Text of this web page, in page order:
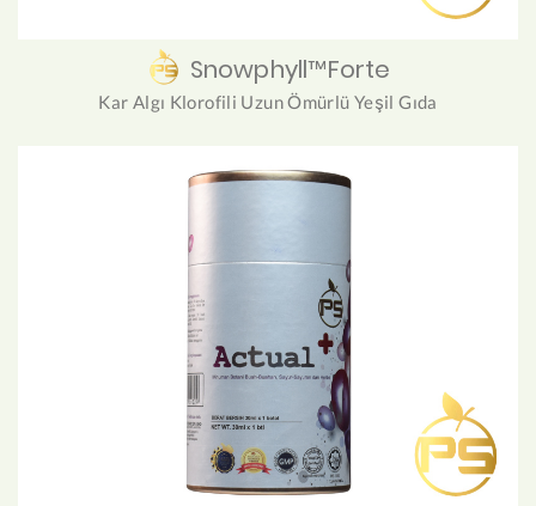
Snowphyll™Forte
Kar Algı Klorofili Uzun Ömürlü Yeşil Gıda